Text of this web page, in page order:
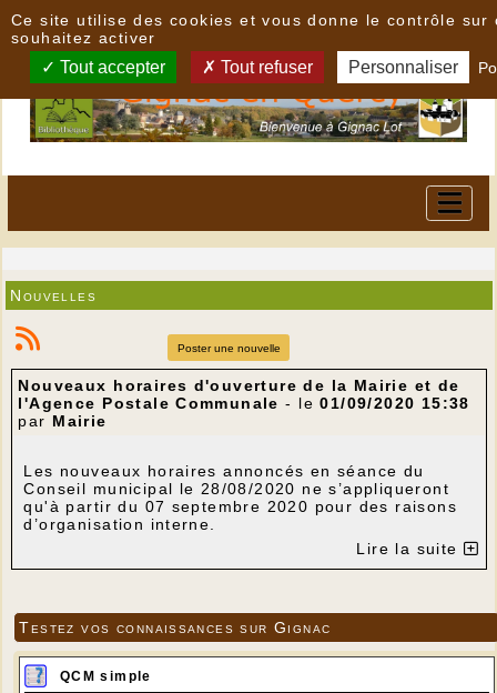
Nouvelles
Poster une nouvelle
Nouveaux horaires d'ouverture de la Mairie et de
l'Agence Postale Communale - le01/09/2020 15:38
par Mairie
Les nouveaux horaires annoncés en séance du
Conseil municipal le 28/08/2020 ne s’appliqueront
qu'à partir du 07 septembre 2020 pour des raisons
d’organisation interne.
Ouverture de la Mairie et de l'Agence Postale
Communale :
Le samedi : 9h-12h
Permanence des élus :
Le vendredi : 16h-18h
En dehors de la permanence sur RDV
Lire la suite
Testez vos connaissances sur Gignac
QCM simple
Ce site utilise des cookies et vous donne le contrôle sur
souhaitez activer
Tout accepter Tout refuser Personnaliser